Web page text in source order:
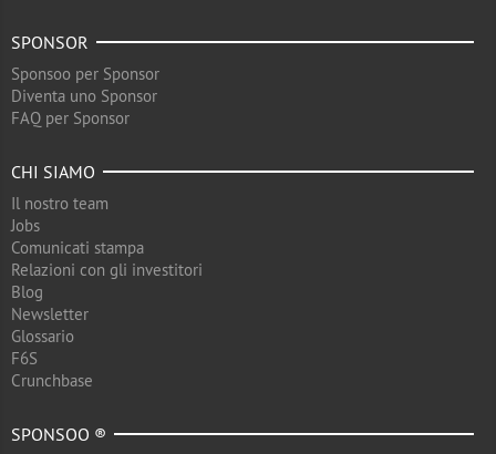
SPONSOR
Sponsoo per Sponsor
Diventa uno Sponsor
FAQ per Sponsor
CHI SIAMO
Il nostro team
Jobs
Comunicati stampa
Relazioni con gli investitori
Blog
Newsletter
Glossario
F6S
Crunchbase
SPONSOO ®